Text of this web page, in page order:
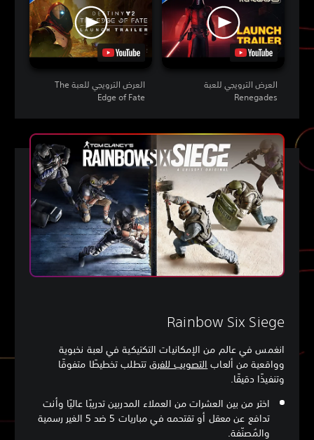
العرض الترويجي للعبة The
Edge of Fate
العرض الترويجي للعبة
Renegades
Rainbow Six Siege
انغمس في عالم من الإمكانيات التكتيكية في لعبة نخبوية
وواقعية من ألعاب التصويب للفرق تتطلب تخطيطًا متفوقًا
وتنفيذًا دقيقًا.
اختر من بين العشرات من العملاء المدربين تدريبًا عاليًا وأنت
تدافع عن معقل أو تقتحمه في مباريات 5 ضد 5 الغير رسمية
والمُصنّفة.